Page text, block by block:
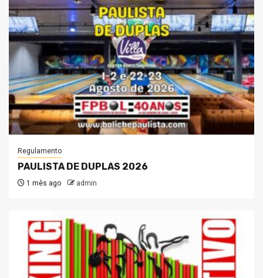
Regulamento
PAULISTA DE DUPLAS 2026
1 mês ago admin